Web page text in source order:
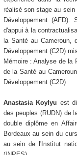
réalisé son stage au
Développement
d'appui à la
la Santé au Cameroun,
Développement (C2D)
Mémoire : Analyse de la
de la Santé au
Développement (C2D)
Anastasia Koylyu est
des peuples (RUDN) de
double diplôme en
Bordeaux au sein du
au sein de l'Institut